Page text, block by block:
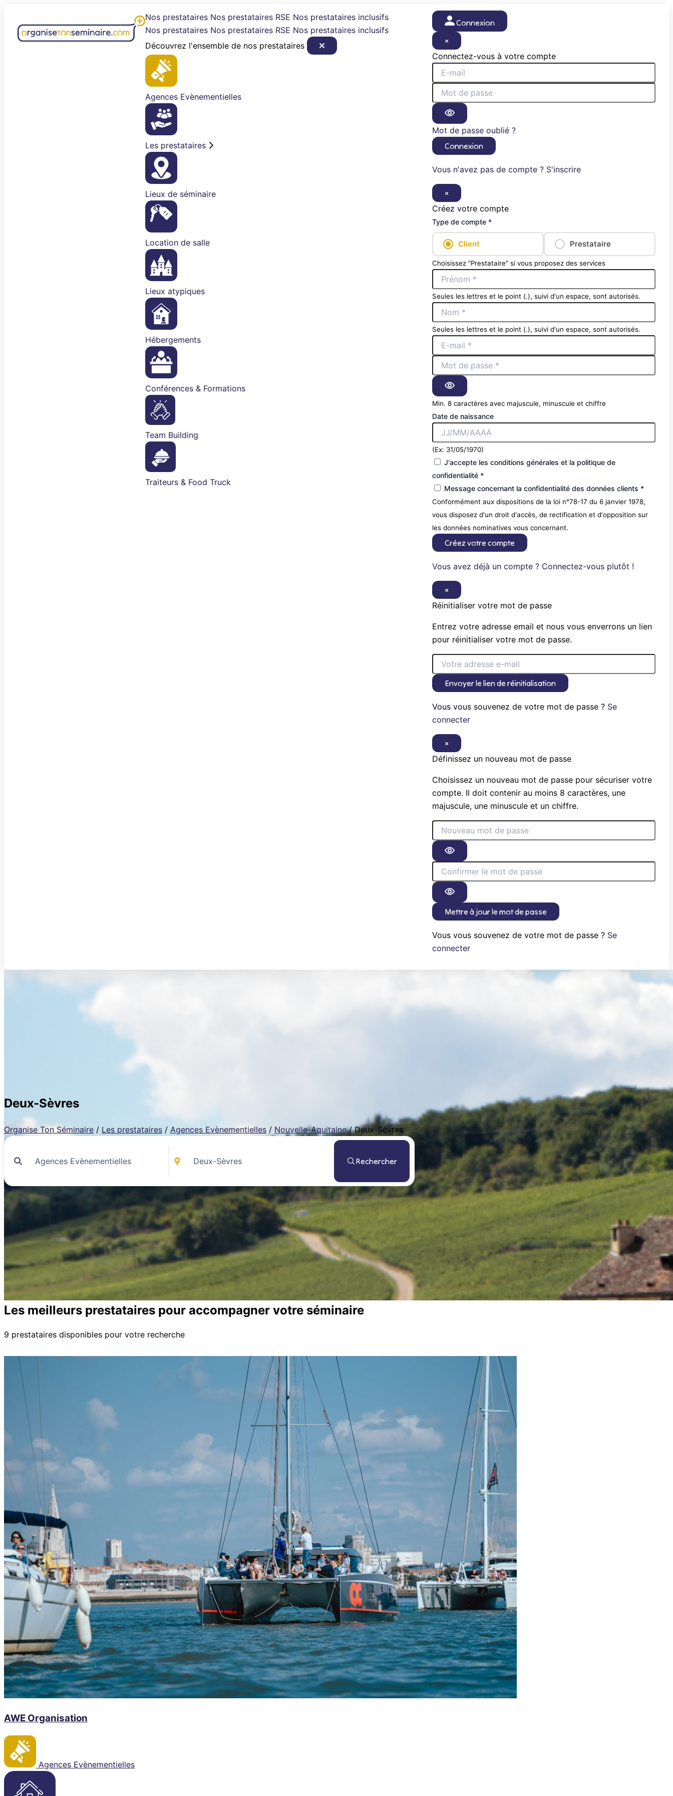
contenu
Nos prestataires Nos prestataires RSE Nos prestataires inclusifs
Nos prestataires Nos prestataires RSE Nos prestataires inclusifs
Découvrez l'ensemble de nos prestataires
Agences Evènementielles
Les prestataires
Lieux de séminaire
Location de salle
Lieux atypiques
Hébergements
Conférences & Formations
Team Building
Traiteurs & Food Truck
Connexion
×
Connectez-vous à votre compte
Mot de passe oublié ?
Connexion
Vous n'avez pas de compte ? S'inscrire
×
Créez votre compte
Type de compte *
Client Prestataire
Choisissez "Prestataire" si vous proposez des services
Seules les lettres et le point (.), suivi d'un espace, sont autorisés.
Seules les lettres et le point (.), suivi d'un espace, sont autorisés.
Min. 8 caractères avec majuscule, minuscule et chiffre
Date de naissance
(Ex: 31/05/1970)
J'accepte les conditions générales et la politique de
confidentialité *
Message concernant la confidentialité des données clients *
Conformément aux dispositions de la loi n°78-17 du 6 janvier 1978,
vous disposez d'un droit d'accès, de rectification et d'opposition sur
les données nominatives vous concernant.
Créez votre compte
Vous avez déjà un compte ? Connectez-vous plutôt !
×
Réinitialiser votre mot de passe
Entrez votre adresse email et nous vous enverrons un lien
pour réinitialiser votre mot de passe.
Envoyer le lien de réinitialisation
Vous vous souvenez de votre mot de passe ? Se
connecter
×
Définissez un nouveau mot de passe
Choisissez un nouveau mot de passe pour sécuriser votre
compte. Il doit contenir au moins 8 caractères, une
majuscule, une minuscule et un chiffre.
Mettre à jour le mot de passe
Vous vous souvenez de votre mot de passe ? Se
connecter
Deux-Sèvres
Organise Ton Séminaire / Les prestataires / Agences Evènementielles / Nouvelle-Aquitaine / Deux-Sèvres
Rechercher
Les meilleurs prestataires pour accompagner votre séminaire
9 prestataires disponibles pour votre recherche
AWE Organisation
Agences Evènementielles